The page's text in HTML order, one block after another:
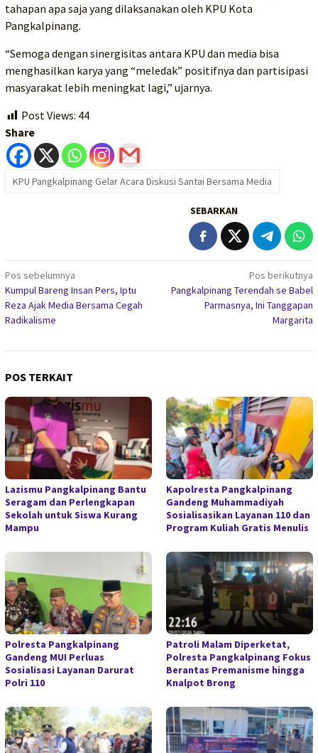
tahapan apa saja yang dilaksanakan oleh KPU Kota
Pangkalpinang.
“Semoga dengan sinergisitas antara KPU dan media bisa
menghasilkan karya yang “meledak” positifnya dan partisipasi
masyarakat lebih meningkat lagi,” ujarnya.
Post Views: 44
Share
KPU Pangkalpinang Gelar Acara Diskusi Santai Bersama Media
SEBARKAN
Navigasi
pos
Pos sebelumnya
Kumpul Bareng Insan Pers, Iptu
Reza Ajak Media Bersama Cegah
Radikalisme
Pos berikutnya
Pangkalpinang Terendah se Babel
Parmasnya, Ini Tanggapan
Margarita
POS TERKAIT
Lazismu Pangkalpinang Bantu
Seragam dan Perlengkapan
Sekolah untuk Siswa Kurang
Mampu
Kapolresta Pangkalpinang
Gandeng Muhammadiyah
Sosialisasikan Layanan 110 dan
Program Kuliah Gratis Menulis
Polresta Pangkalpinang
Gandeng MUI Perluas
Sosialisasi Layanan Darurat
Polri 110
Patroli Malam Diperketat,
Polresta Pangkalpinang Fokus
Berantas Premanisme hingga
Knalpot Brong